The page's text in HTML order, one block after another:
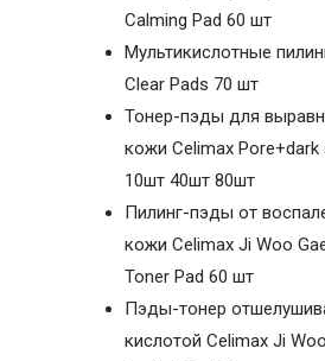
Calming Pad 60 шт
Мультикислотные
Clear Pads 70 шт
Тонер-пэды для
кожи Celimax
10шт 40шт 80шт
Пилинг-пэды от
кожи Celimax Ji Woo
Toner Pad 60 шт
Пэды-тонер
кислотой Celimax Ji